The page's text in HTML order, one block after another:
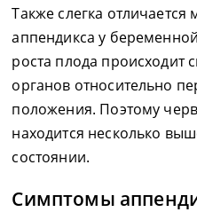
Также слегка
аппендикса у
роста плода происходит
органов относительно
положения. Поэтому
находится несколько
состоянии.
Симптомы